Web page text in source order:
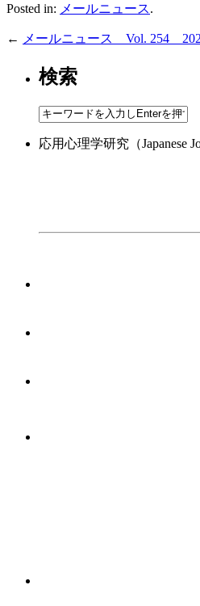
Posted in: メールニュース.
← メールニュース Vol. 254
検索
応用心理学研究（Japanese